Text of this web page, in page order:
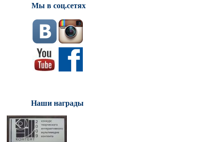
Мы в соц.сетях
Наши награды